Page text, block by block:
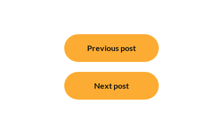
Previous post
Next post